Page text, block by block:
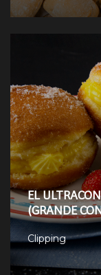
EL
(GRANDE
Clipping